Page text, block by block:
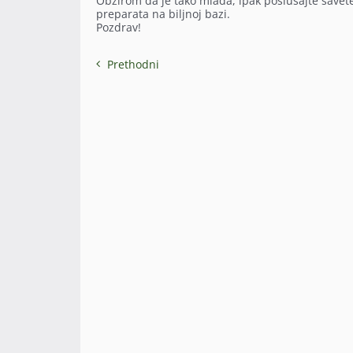
preparata na biljnoj bazi.
Pozdrav!
Prethodni